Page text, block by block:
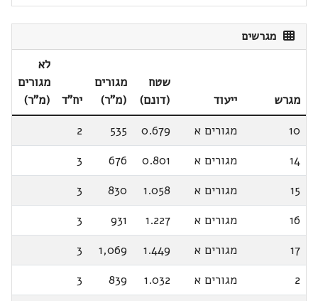
מגרשים
מגרש ייעוד
שטח
(דונם)
מגורים
(מ"ר)
יח"ד
לא
מגורים
(מ"ר)
10
מגורים א 0.679
535
2
14
מגורים א 0.801
676
3
15
מגורים א 1.058
830
3
16
מגורים א 1.227
931
3
17
מגורים א 1.449
1,069
3
2
מגורים א 1.032
839
3